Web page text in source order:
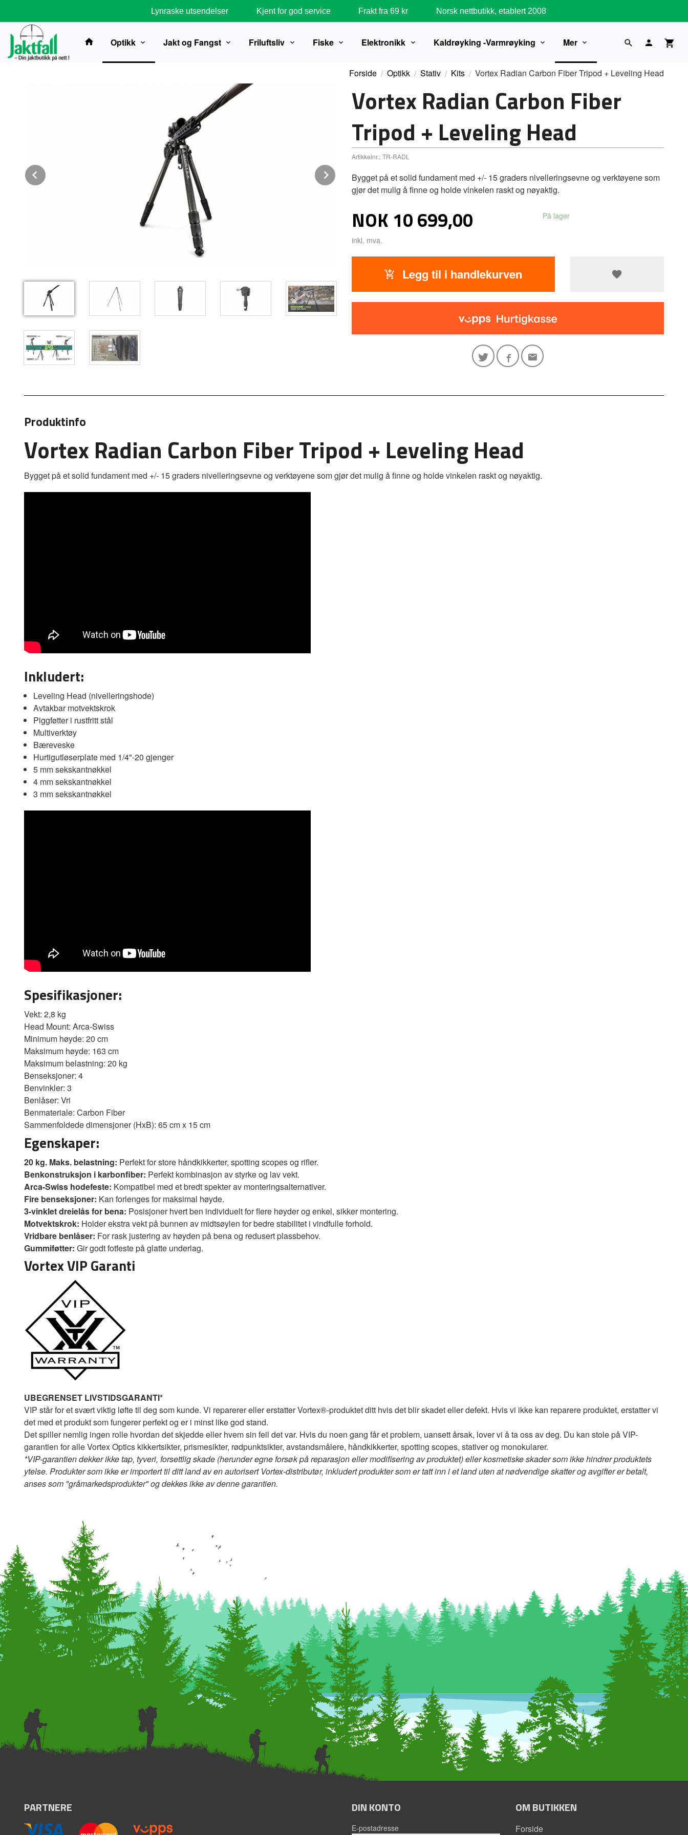
innholdet
Lynraske utsendelser Kjent for god service Frakt fra 69 kr Norsk nettbutikk, etablert 2008
Optikk Jakt og Fangst Friluftsliv Fiske Elektronikk Kaldrøyking -Varmrøyking Mer
Forside Optikk Stativ Kits Vortex Radian Carbon Fiber Tripod + Leveling Head
Next
Vortex Radian Carbon Fiber
Tripod + Leveling Head
Artikkelnr.: TR-RADL
Bygget på et solid fundament med +/- 15 graders nivelleringsevne og verktøyene som
gjør det mulig å finne og holde vinkelen raskt og nøyaktig.
Pris
NOK 10 699,00
inkl. mva.
På lager
Legg til i handlekurven
Produktinfo
Vortex Radian Carbon Fiber Tripod + Leveling Head
Bygget på et solid fundament med +/- 15 graders nivelleringsevne og verktøyene som gjør det mulig å finne og holde vinkelen raskt og nøyaktig.
Inkludert:
Leveling Head (nivelleringshode)
Avtakbar motvektskrok
Piggføtter i rustfritt stål
Multiverktøy
Bæreveske
Hurtigutløserplate med 1/4"-20 gjenger
5 mm sekskantnøkkel
4 mm sekskantnøkkel
3 mm sekskantnøkkel
Spesifikasjoner:
Vekt: 2,8 kg
Head Mount: Arca-Swiss
Minimum høyde: 20 cm
Maksimum høyde: 163 cm
Maksimum belastning: 20 kg
Benseksjoner: 4
Benvinkler: 3
Benlåser: Vri
Benmateriale: Carbon Fiber
Sammenfoldede dimensjoner (HxB): 65 cm x 15 cm
Egenskaper:
20 kg. Maks. belastning: Perfekt for store håndkikkerter, spotting scopes og rifler.
Benkonstruksjon i karbonfiber: Perfekt kombinasjon av styrke og lav vekt.
Arca-Swiss hodefeste: Kompatibel med et bredt spekter av monteringsalternativer.
Fire benseksjoner: Kan forlenges for maksimal høyde.
3-vinklet dreielås for bena: Posisjoner hvert ben individuelt for flere høyder og enkel, sikker montering.
Motvektskrok: Holder ekstra vekt på bunnen av midtsøylen for bedre stabilitet i vindfulle forhold.
Vridbare benlåser: For rask justering av høyden på bena og redusert plassbehov.
Gummiføtter: Gir godt fotfeste på glatte underlag.
Vortex VIP Garanti
UBEGRENSET LIVSTIDSGARANTI*
VIP står for et svært viktig løfte til deg som kunde. Vi reparerer eller erstatter Vortex®-produktet ditt hvis det blir skadet eller defekt. Hvis vi ikke kan reparere produktet, erstatter vi
det med et produkt som fungerer perfekt og er i minst like god stand.
Det spiller nemlig ingen rolle hvordan det skjedde eller hvem sin feil det var. Hvis du noen gang får et problem, uansett årsak, lover vi å ta oss av deg. Du kan stole på VIP-
garantien for alle Vortex Optics kikkertsikter, prismesikter, rødpunktsikter, avstandsmålere, håndkikkerter, spotting scopes, stativer og monokularer.
*VIP-garantien dekker ikke tap, tyveri, forsettlig skade (herunder egne forsøk på reparasjon eller modifisering av produktet) eller kosmetiske skader som ikke hindrer produktets
ytelse. Produkter som ikke er importert til ditt land av en autorisert Vortex-distributør, inkludert produkter som er tatt inn i et land uten at nødvendige skatter og avgifter er betalt,
anses som "gråmarkedsprodukter" og dekkes ikke av denne garantien.
PARTNERE DIN KONTO
E-postadresse
OM BUTIKKEN
Forside